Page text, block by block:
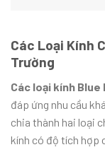
Các Loại Kính
Trường
Các loại kính
đáp ứng nhu cầu
chia thành hai loại
kính có độ tích hợp